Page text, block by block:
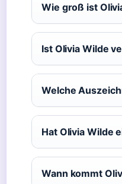
Wie groß ist
Ist Olivia Wilde
Welche
Hat Olivia Wilde
Wann kommt